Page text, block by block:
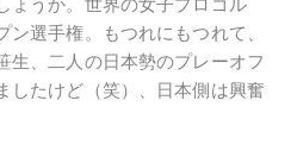
ょうか。世界の女子プロゴル
選手権。もつれにもつれて、
生、二人の日本勢のプレーオフ
したけど（笑）、日本側は興奮